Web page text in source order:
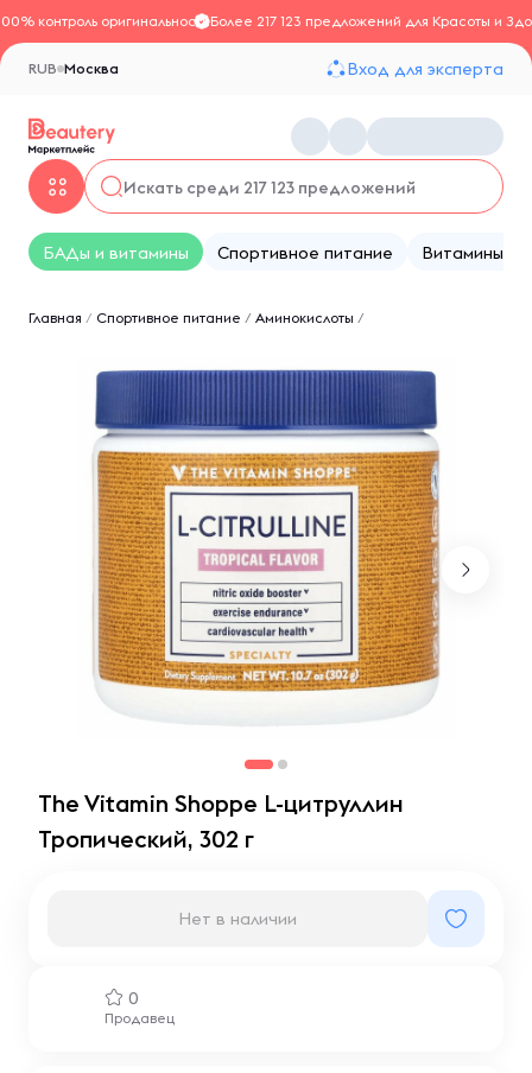
контроль оригинальностиБолее 217 123 предложений для Красоты и
Москва
RUB Вход для эксперта
БАДы и витамины Спортивное питание Витамины
Главная / Спортивное питание / Аминокислоты /
The Vitamin Shoppe L-цитруллин
Тропический, 302 г
0
Продавец
Нет в наличии